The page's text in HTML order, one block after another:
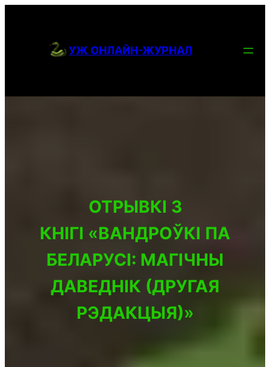
УЖ ОНЛАЙН-ЖУРНАЛ
ОТРЫВКІ З
КНІГІ «ВАНДРОЎКІ ПА
БЕЛАРУСІ: МАГІЧНЫ
ДАВЕДНІК (ДРУГАЯ
РЭДАКЦЫЯ)»